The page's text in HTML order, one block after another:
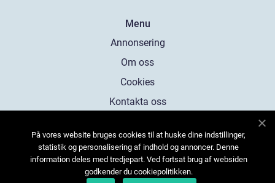
Menu
Annonsering
Om oss
Cookies
Kontakta oss
På vores website bruges cookies til at huske dine indstillinger,
statistik og personalisering af indhold og annoncer. Denne
information deles med tredjepart. Ved fortsat brug af websiden
godkender du cookiepolitikken.